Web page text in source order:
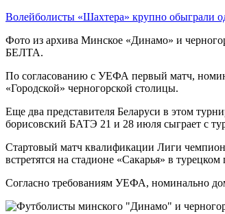
Волейболисты «Шахтера» крупно обыграли
Фото из архива Минское «Динамо» и
БЕЛТА.
По согласованию с УЕФА первый матч,
«Городской» черногорской столицы.
Еще два представителя Беларуси в этом
борисовский БАТЭ 21 и 28 июля сыграет с
Стартовый матч квалификации Лиги
встретятся на стадионе «Сакарья» в
Согласно требованиям УЕФА, номинально